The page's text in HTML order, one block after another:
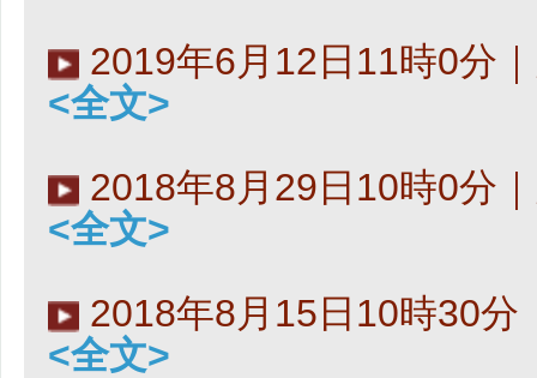
2019年6月12日11時0分
<全文>
2018年8月29日10時0分
<全文>
2018年8月15日10時30分
<全文>